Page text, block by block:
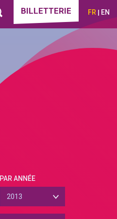
BILLETTERIE FR EN
PAR ANNÉE
2013